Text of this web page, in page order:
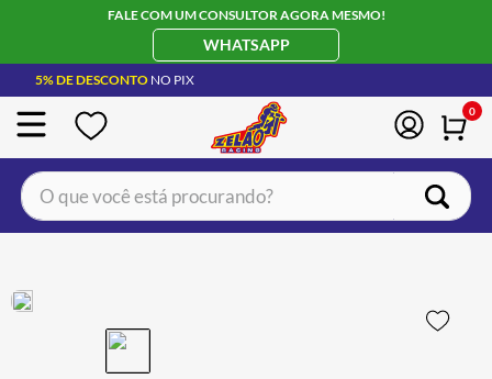
FALE COM UM CONSULTOR AGORA MESMO!
WHATSAPP
5% DE DESCONTO NO PIX
0
O que você está procurando?
JAQUETA